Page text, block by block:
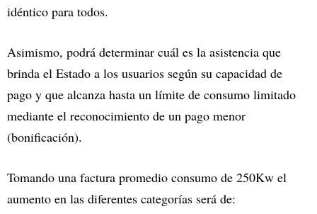
idéntico para todos.
Asimismo, podrá determinar cuál es la asistencia que
brinda el Estado a los usuarios según su capacidad de
pago y que alcanza hasta un límite de consumo limitado
mediante el reconocimiento de un pago menor
(bonificación).
Tomando una factura promedio consumo de 250Kw el
aumento en las diferentes categorías será de: